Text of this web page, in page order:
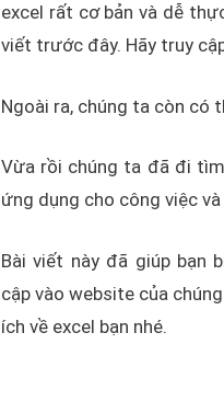
excel rất cơ bản và dễ
viết trước đây. Hãy truy
Ngoài ra, chúng ta còn có
Vừa rồi chúng ta đã đi
ứng dụng cho công việc
Bài viết này đã giúp bạn
cập vào website của
ích về excel bạn nhé.